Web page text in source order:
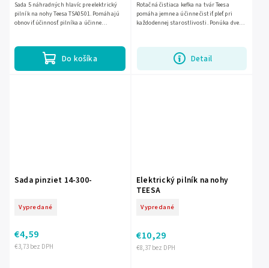
Do košíka
Sada 5 náhradných hlavíc pre elektrický
pilník na nohy Teesa TSA0501. Pomáhajú
obnoviť účinnosť pilníka a účinne
Detail
Rotačná čistiaca kefka na tvár Teesa
pomáha jemne a účinne čistiť pleť pri
každodennej starostlivosti. Ponúka dve
Sada pinziet 14-300-
Vypredané
€3,73 bez DPH
€4,59
Elektrický pilník na nohy
TEESA
Vypredané
€8,37 bez DPH
€10,29